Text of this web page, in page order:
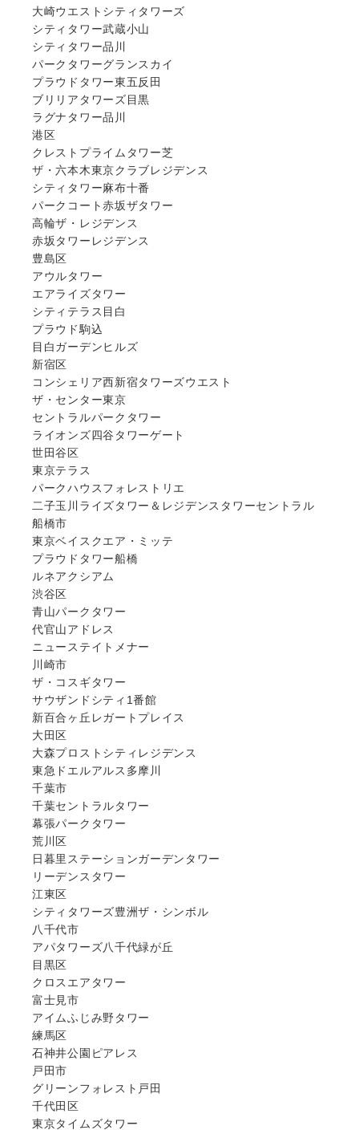
大崎ウエストシティタワーズ
シティタワー武蔵小山
シティタワー品川
パークタワーグランスカイ
プラウドタワー東五反田
ブリリアタワーズ目黒
ラグナタワー品川
港区
クレストプライムタワー芝
ザ・六本木東京クラブレジデンス
シティタワー麻布十番
パークコート赤坂ザタワー
高輪ザ・レジデンス
赤坂タワーレジデンス
豊島区
アウルタワー
エアライズタワー
シティテラス目白
プラウド駒込
目白ガーデンヒルズ
新宿区
コンシェリア西新宿タワーズウエスト
ザ・センター東京
セントラルパークタワー
ライオンズ四谷タワーゲート
世田谷区
東京テラス
パークハウスフォレストリエ
二子玉川ライズタワー＆レジデンスタワーセントラル
船橋市
東京ベイスクエア・ミッテ
プラウドタワー船橋
ルネアクシアム
渋谷区
青山パークタワー
代官山アドレス
ニューステイトメナー
川崎市
ザ・コスギタワー
サウザンドシティ1番館
新百合ヶ丘レガートプレイス
大田区
大森プロストシティレジデンス
東急ドエルアルス多摩川
千葉市
千葉セントラルタワー
幕張パークタワー
荒川区
日暮里ステーションガーデンタワー
リーデンスタワー
江東区
シティタワーズ豊洲ザ・シンボル
八千代市
アパタワーズ八千代緑が丘
目黒区
クロスエアタワー
富士見市
アイムふじみ野タワー
練馬区
石神井公園ピアレス
戸田市
グリーンフォレスト戸田
千代田区
東京タイムズタワー